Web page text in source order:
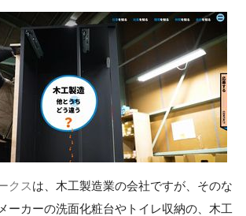
クス は、木工製造業の会社ですが、そのな
ーカーの洗面化粧台やトイレ収納の、木工